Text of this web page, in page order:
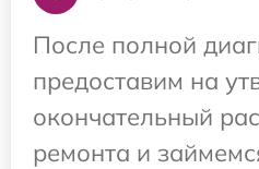
После полной
предоставим на
окончательный
ремонта и